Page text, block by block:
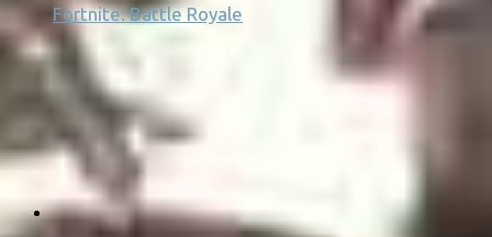
Fortnite: Battle Royale